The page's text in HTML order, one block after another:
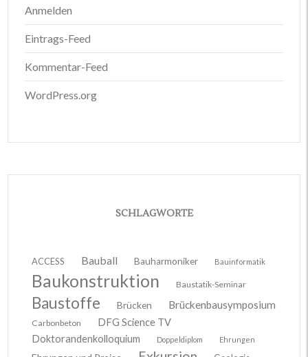
Anmelden
Eintrags-Feed
Kommentar-Feed
WordPress.org
SCHLAGWORTE
ACCESS Bauball Bauharmoniker Bauinformatik
Baukonstruktion Baustatik-Seminar
Baustoffe Brücken Brückenbausymposium
Carbonbeton
DFG Science TV
Doktorandenkolloquium
Doppeldiplom Ehrungen